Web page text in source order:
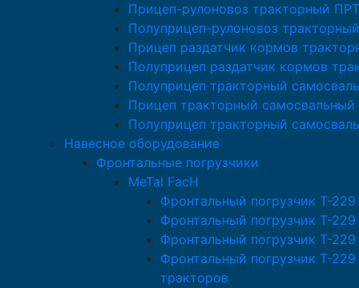
Прицеп-рулоновоз тракторный
Полуприцеп-рулоновоз
Прицеп раздатчик кормов
Полуприцеп раздатчик кормов
Полуприцеп тракторный
Прицеп тракторный
Полуприцеп тракторный
Навесное оборудование
Фронтальные погрузчики
MeTal FacH
Фронтальный погрузчик T-
Фронтальный погрузчик T-229
Фронтальный погрузчик T-
Фронтальный погрузчик T-
тракторов